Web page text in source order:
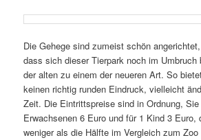
Die Gehege sind zumeist schön
dass sich dieser Tierpark noch im Umbruch
der alten zu einem der neueren Art. So
keinen richtig runden Eindruck, viel­leicht
Zeit. Die Eintrittspreise sind in Ordnung, Sie
Erwachsenen 6 Euro und für 1 Kind 3 Euro,
weniger als die Hälfte im Vergleich zum Zoo